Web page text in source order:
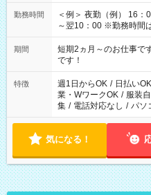
勤務時間
＜例＞ 夜勤（例） 16
～翌10：00 ※勤務時間は施設
みたい」 「しっかり稼
い」など ご希望にあったお
の方の場合は1～2ヶ月
仕事に慣れてからの夜勤になります。
必要な場合も遠慮なく
期間
短期2ヵ月～のお仕事
です！
特徴 週1日からOK / 日払いOK
業・WワークOK / 服装
集 / 電話対応なし / パソ
気になる！